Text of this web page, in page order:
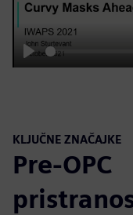
Play
KLJUČNE ZNAČAJKE
Pre-OPC